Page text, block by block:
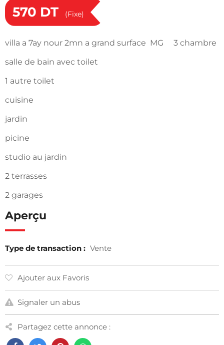
570 DT (Fixe)
villa a 7ay nour 2mn a grand surface MG 3 chambre
salle de bain avec toilet
1 autre toilet
cuisine
jardin
picine
studio au jardin
2 terrasses
2 garages
Aperçu
Type de transaction : Vente
Ajouter aux Favoris
Signaler un abus
Partagez cette annonce :